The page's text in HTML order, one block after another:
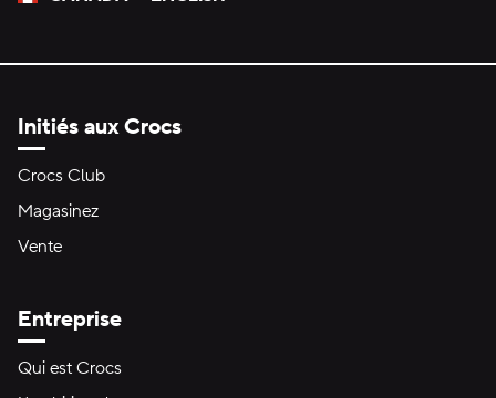
Veuillez sélectionner une langue
Sélectionné
Initiés aux Crocs
Crocs Club
Magasinez
Vente
Entreprise
Qui est Crocs